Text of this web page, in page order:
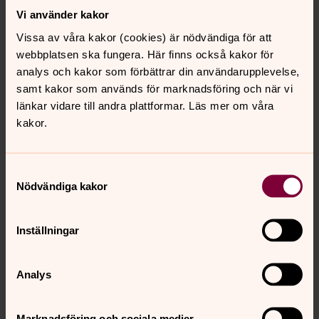
Vi använder kakor
Vissa av våra kakor (cookies) är nödvändiga för att
webbplatsen ska fungera. Här finns också kakor för
analys och kakor som förbättrar din användarupplevelse,
samt kakor som används för marknadsföring och när vi
länkar vidare till andra plattformar. Läs mer om våra
kakor.
Nödvändiga kakor
Inställningar
Analys
Foto: Anita Fors
Isak leder bönen under gudstjänsten.